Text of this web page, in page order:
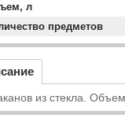
л
предметов
из стекла.